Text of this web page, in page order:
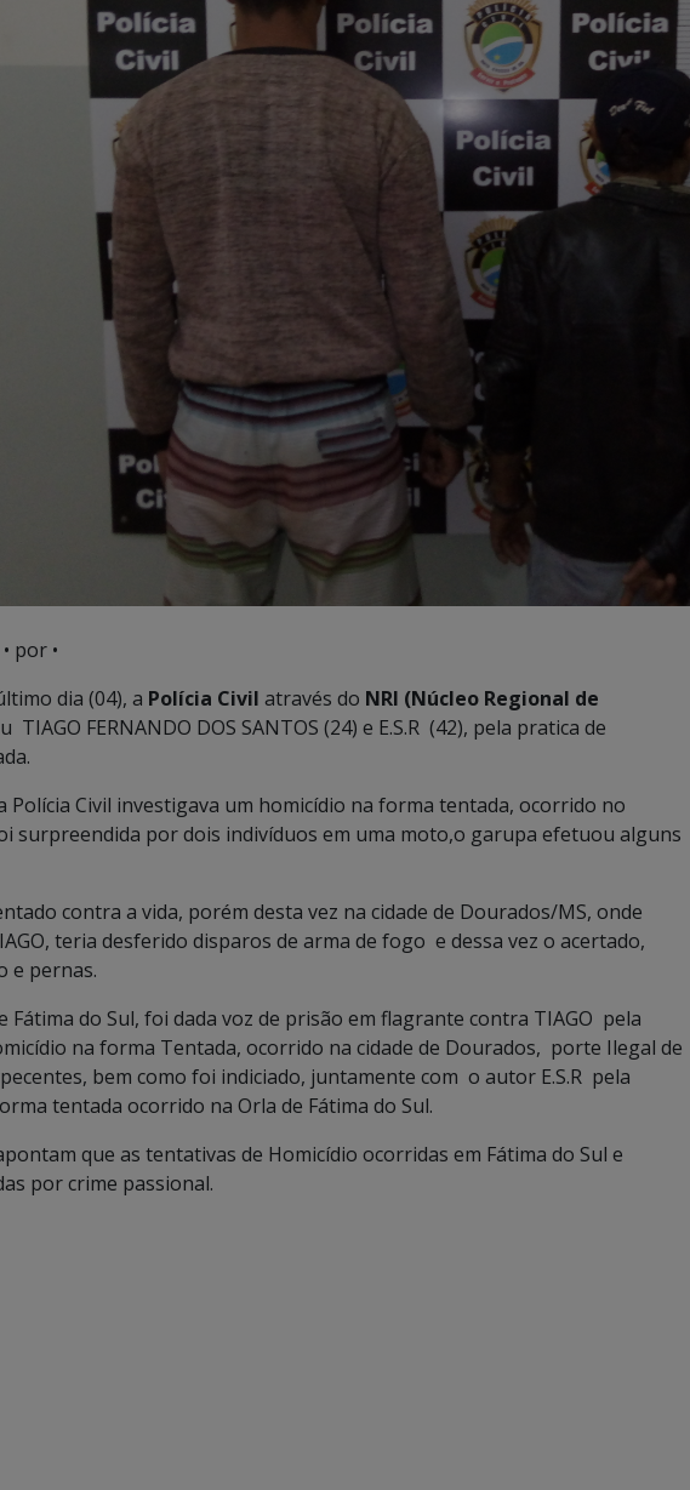
• por •
dia (04), a Polícia Civil através do NRI (Núcleo Regional de
TIAGO FERNANDO DOS SANTOS (24) e E.S.R (42), pela pratica de
Polícia Civil investigava um homicídio na forma tentada, ocorrido no
surpreendida por dois indivíduos em uma moto,o garupa efetuou alguns
contra a vida, porém desta vez na cidade de Dourados/MS, onde
teria desferido disparos de arma de fogo e dessa vez o acertado,
e pernas.
Fátima do Sul, foi dada voz de prisão em flagrante contra TIAGO pela
na forma Tentada, ocorrido na cidade de Dourados, porte Ilegal de
bem como foi indiciado, juntamente com o autor E.S.R pela
tentada ocorrido na Orla de Fátima do Sul.
que as tentativas de Homicídio ocorridas em Fátima do Sul e
por crime passional.